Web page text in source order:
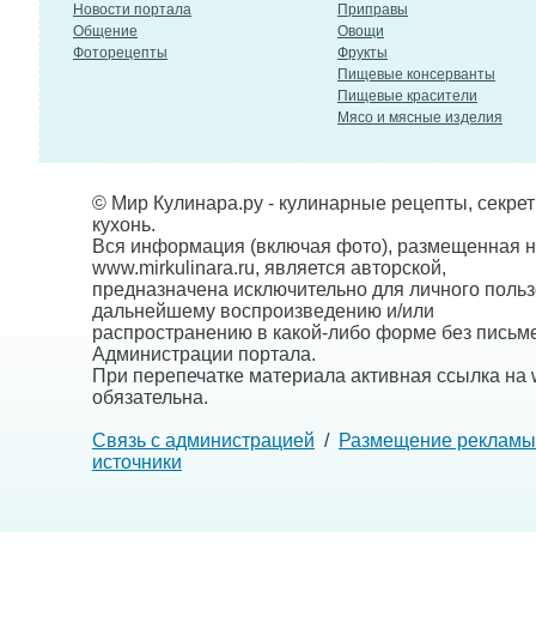
Новости портала
Общение
Фоторецепты
Приправы
Овощи
Фрукты
Пищевые консерванты
Пищевые красители
Мясо и мясные изделия
© Мир Кулинара.ру - кулинарные рецепты,
кухонь.
Вся информация (включая фото), размещенная
www.mirkulinara.ru, является авторской,
предназначена исключительно для личного
дальнейшему воспроизведению и/или
распространению в какой-либо форме без
Администрации портала.
При перепечатке материала активная ссылка на
обязательна.
Связь с администрацией / Размещение рекламы
источники